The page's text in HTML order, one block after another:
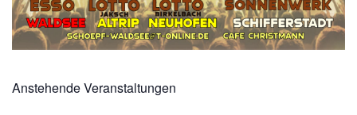
Anstehende Veranstaltungen